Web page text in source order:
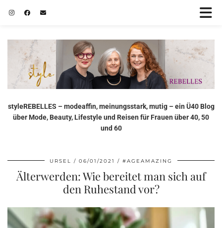
styleREBELLES – modeaffin, meinungsstark, mutig – ein Ü40 Blog
über Mode, Beauty, Lifestyle und Reisen für Frauen über 40, 50
und 60
URSEL 06/01/2021 #AGEAMAZING
Älterwerden: Wie bereitet man sich auf
den Ruhestand vor?